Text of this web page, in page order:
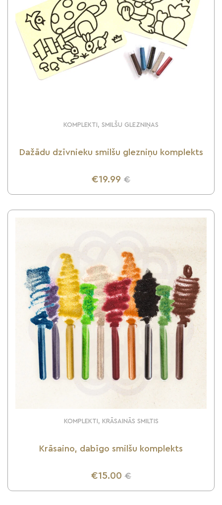
KOMPLEKTI, SMILŠU GLEZNIŅAS
Dažādu dzīvnieku smilšu glezniņu komplekts
€19.99 €
UZZINI VAIRĀK
KOMPLEKTI, KRĀSAINĀS SMILTIS
Krāsaino, dabīgo smilšu komplekts
€15.00 €
UZZINI VAIRĀK